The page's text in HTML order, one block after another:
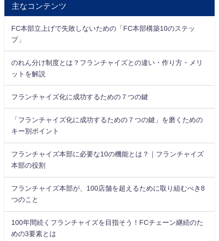
主なコンテンツ
FC本部立上げで失敗しないための「FC本部構築10のステッ
プ」
のれん分け制度とは？フランチャイズとの違い・作り方・メリ
ットを解説
フランチャイズ化に成功するための７つの鍵
「フランチャイズ化に成功するための７つの鍵」を磨くための
キー別ポイント
フランチャイズ本部に必要な10の機能とは？｜フランチャイズ
本部の役割
フランチャイズ本部が、100店舗を超えるために取り組むべき8
つのこと
100年間続くフランチャイズを目指そう！FCチェーン継続のた
めの3要素とは